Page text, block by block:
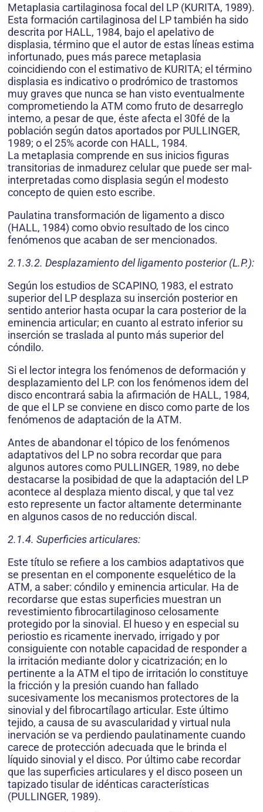
Metaplasia cartilaginosa focal del LP (KURITA, 1989).
Esta formación cartilaginosa del LP también ha sido
descrita por HALL, 1984, bajo el apelativo de
displasia, término que el autor de estas líneas estima
infortunado, pues más parece metaplasia
coincidiendo con el estimativo de KURITA; el término
displasia es indicativo o prodrómico de trastomos
muy graves que nunca se han visto eventualmente
comprometiendo la ATM como fruto de desarreglo
intemo, a pesar de que, éste afecta el 30fé de la
población según datos aportados por PULLINGER,
1989; o el 25% acorde con HALL, 1984.
La metaplasia comprende en sus inicios figuras
transitorias de inmadurez celular que puede ser mal-
interpretadas como displasia según el modesto
concepto de quien esto escribe.
Paulatina transformación de ligamento a disco
(HALL, 1984) como obvio resultado de los cinco
fenómenos que acaban de ser mencionados.
2.1.3.2. Desplazamiento del ligamento posterior (L.P.):
Según los estudios de SCAPINO, 1983, el estrato
superior del LP desplaza su inserción posterior en
sentido anterior hasta ocupar la cara posterior de la
eminencia articular; en cuanto al estrato inferior su
inserción se traslada al punto más superior del
cóndilo.
Si el lector integra los fenómenos de deformación y
desplazamiento del LP. con los fenómenos idem del
disco encontrará sabia la afirmación de HALL, 1984,
de que el LP se conviene en disco como parte de los
fenómenos de adaptación de la ATM.
Antes de abandonar el tópico de los fenómenos
adaptativos del LP no sobra recordar que para
algunos autores como PULLINGER, 1989, no debe
destacarse la posibidad de que la adaptación del LP
acontece al desplaza miento discal, y que tal vez
esto represente un factor altamente determinante
en algunos casos de no reducción discal.
2.1.4. Superficies articulares:
Este título se refiere a los cambios adaptativos que
se presentan en el componente esquelético de la
ATM, a saber: cóndilo y eminencia articular. Ha de
recordarse que estas superficies muestran un
revestimiento fibrocartilaginoso celosamente
protegido por la sinovial. El hueso y en especial su
periostio es ricamente inervado, irrigado y por
consiguiente con notable capacidad de responder a
la irritación mediante dolor y cicatrización; en lo
pertinente a la ATM el tipo de irritación lo constituye
la fricción y la presión cuando han fallado
sucesivamente los mecanismos protectores de la
sinovial y del fibrocartílago articular. Este último
tejido, a causa de su avascularidad y virtual nula
inervación se va perdiendo paulatinamente cuando
carece de protección adecuada que le brinda el
líquido sinovial y el disco. Por último cabe recordar
que las superficies articulares y el disco poseen un
tapizado tisular de idénticas características
(PULLINGER, 1989).